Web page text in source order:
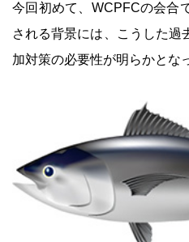
今回初めて、WCPFCの会合
される背景には、こうした過
加対策の必要性が明らかとな